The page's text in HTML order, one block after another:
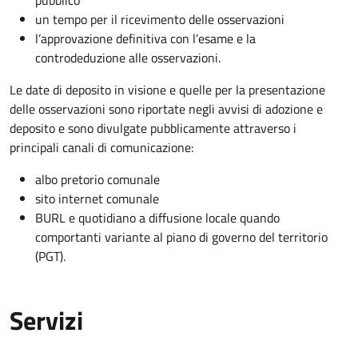
un tempo per il ricevimento delle osservazioni
l’approvazione definitiva con l’esame e la
controdeduzione alle osservazioni.
Le date di deposito in visione e quelle per la presentazione
delle osservazioni sono riportate negli avvisi di adozione e
deposito e sono divulgate pubblicamente attraverso i
principali canali di comunicazione:
albo pretorio comunale
sito internet comunale
BURL e quotidiano a diffusione locale quando
comportanti variante al piano di governo del territorio
(PGT).
Servizi